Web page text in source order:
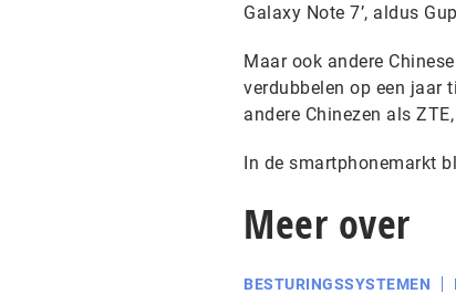
Galaxy Note 7’, aldus
Maar ook andere
verdubbelen op een jaar
andere Chinezen als
In de smartphonemarkt
Meer over
BESTURINGSSYSTEMEN